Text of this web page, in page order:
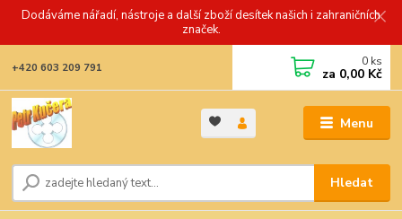
Dodáváme nářadí, nástroje a další zboží desítek našich i zahraničních
značek.
Menu
Hledat
+420 603 209 791 0 ks
za 0,00 Kč